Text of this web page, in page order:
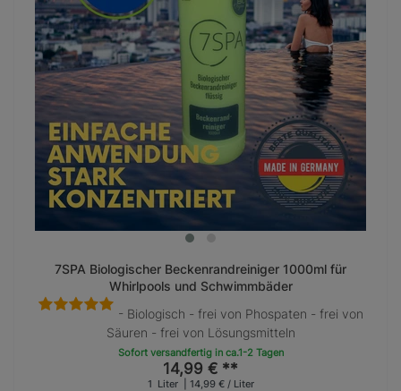
7SPA Biologischer Beckenrandreiniger 1000ml für
Whirlpools und Schwimmbäder
- Biologisch - frei von Phospaten - frei von
Säuren - frei von Lösungsmitteln
Sofort versandfertig in ca.1-2 Tagen
14,99 € **
1 Liter | 14,99 € / Liter